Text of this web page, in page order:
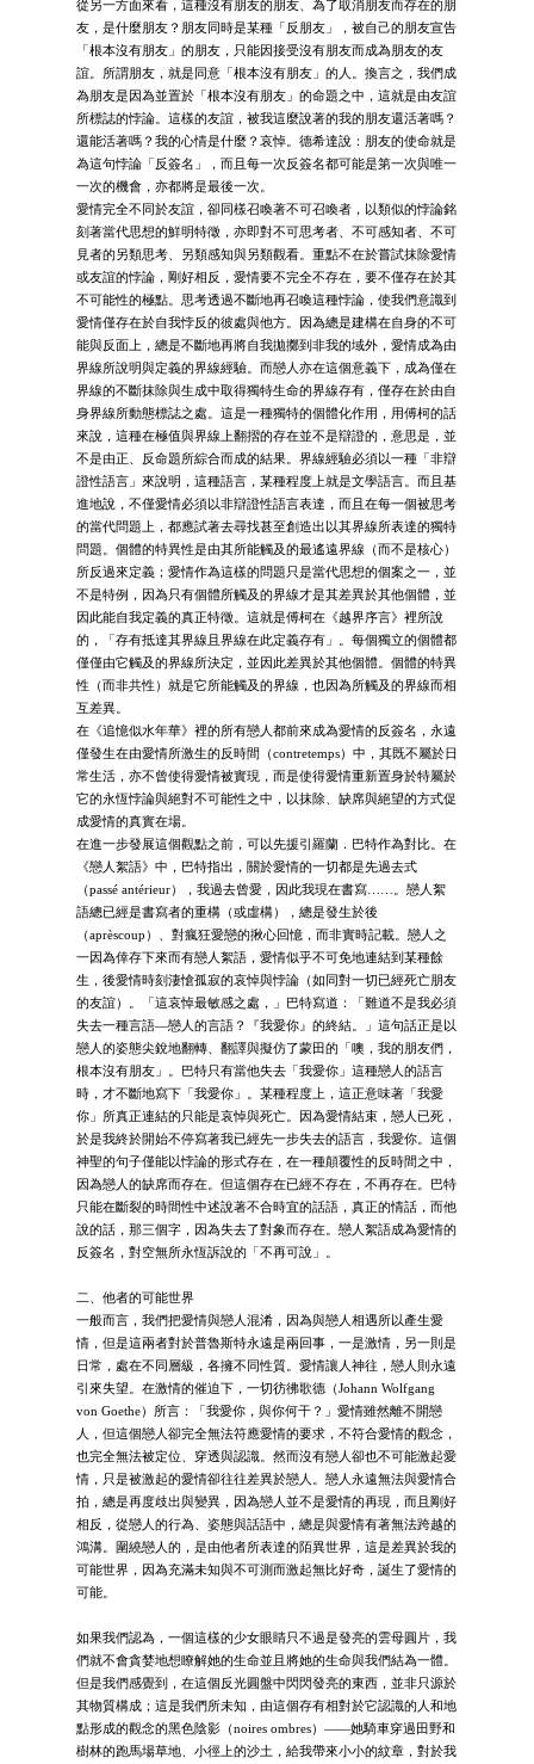
從另一方面來看，這種沒有朋友的朋友、為了取消朋友而存在的朋
友，是什麼朋友？朋友同時是某種「反朋友」，被自己的朋友宣告
「根本沒有朋友」的朋友，只能因接受沒有朋友而成為朋友的友
誼。所謂朋友，就是同意「根本沒有朋友」的人。換言之，我們成
為朋友是因為並置於「根本沒有朋友」的命題之中，這就是由友誼
所標誌的悖論。這樣的友誼，被我這麼說著的我的朋友還活著嗎？
還能活著嗎？我的心情是什麼？哀悼。德希達說：朋友的使命就是
為這句悖論「反簽名」，而且每一次反簽名都可能是第一次與唯一
一次的機會，亦都將是最後一次。
愛情完全不同於友誼，卻同樣召喚著不可召喚者，以類似的悖論銘
刻著當代思想的鮮明特徵，亦即對不可思考者、不可感知者、不可
見者的另類思考、另類感知與另類觀看。重點不在於嘗試抹除愛情
或友誼的悖論，剛好相反，愛情要不完全不存在，要不僅存在於其
不可能性的極點。思考透過不斷地再召喚這種悖論，使我們意識到
愛情僅存在於自我悖反的彼處與他方。因為總是建構在自身的不可
能與反面上，總是不斷地再將自我拋擲到非我的域外，愛情成為由
界線所說明與定義的界線經驗。而戀人亦在這個意義下，成為僅在
界線的不斷抹除與生成中取得獨特生命的界線存有，僅存在於由自
身界線所動態標誌之處。這是一種獨特的個體化作用，用傅柯的話
來說，這種在極值與界線上翻摺的存在並不是辯證的，意思是，並
不是由正、反命題所綜合而成的結果。界線經驗必須以一種「非辯
證性語言」來說明，這種語言，某種程度上就是文學語言。而且基
進地說，不僅愛情必須以非辯證性語言表達，而且在每一個被思考
的當代問題上，都應試著去尋找甚至創造出以其界線所表達的獨特
問題。個體的特異性是由其所能觸及的最遙遠界線（而不是核心）
所反過來定義；愛情作為這樣的問題只是當代思想的個案之一，並
不是特例，因為只有個體所觸及的界線才是其差異於其他個體，並
因此能自我定義的真正特徵。這就是傅柯在《越界序言》裡所說
的，「存有抵達其界線且界線在此定義存有」。每個獨立的個體都
僅僅由它觸及的界線所決定，並因此差異於其他個體。個體的特異
性（而非共性）就是它所能觸及的界線，也因為所觸及的界線而相
互差異。
在《追憶似水年華》裡的所有戀人都前來成為愛情的反簽名，永遠
僅發生在由愛情所激生的反時間（contretemps）中，其既不屬於日
常生活，亦不曾使得愛情被實現，而是使得愛情重新置身於特屬於
它的永恆悖論與絕對不可能性之中，以抹除、缺席與絕望的方式促
成愛情的真實在場。
在進一步發展這個觀點之前，可以先援引羅蘭．巴特作為對比。在
《戀人絮語》中，巴特指出，關於愛情的一切都是先過去式
（passé antérieur），我過去曾愛，因此我現在書寫……。戀人絮
語總已經是書寫者的重構（或虛構），總是發生於後
（aprèscoup）、對瘋狂愛戀的揪心回憶，而非實時記載。戀人之
一因為倖存下來而有戀人絮語，愛情似乎不可免地連結到某種餘
生，後愛情時刻淒愴孤寂的哀悼與悖論（如同對一切已經死亡朋友
的友誼）。「這哀悼最敏感之處，」巴特寫道：「難道不是我必須
失去一種言語—戀人的言語？『我愛你』的終結。」這句話正是以
戀人的姿態尖銳地翻轉、翻譯與擬仿了蒙田的「噢，我的朋友們，
根本沒有朋友」。巴特只有當他失去「我愛你」這種戀人的語言
時，才不斷地寫下「我愛你」。某種程度上，這正意味著「我愛
你」所真正連結的只能是哀悼與死亡。因為愛情結束，戀人已死，
於是我終於開始不停寫著我已經先一步失去的語言，我愛你。這個
神聖的句子僅能以悖論的形式存在，在一種顛覆性的反時間之中，
因為戀人的缺席而存在。但這個存在已經不存在，不再存在。巴特
只能在斷裂的時間性中述說著不合時宜的話語，真正的情話，而他
說的話，那三個字，因為失去了對象而存在。戀人絮語成為愛情的
反簽名，對空無所永恆訴說的「不再可說」。
二、他者的可能世界
一般而言，我們把愛情與戀人混淆，因為與戀人相遇所以產生愛
情，但是這兩者對於普魯斯特永遠是兩回事，一是激情，另一則是
日常，處在不同層級，各擁不同性質。愛情讓人神往，戀人則永遠
引來失望。在激情的催迫下，一切彷彿歌德（Johann Wolfgang
von Goethe）所言：「我愛你，與你何干？」愛情雖然離不開戀
人，但這個戀人卻完全無法符應愛情的要求，不符合愛情的觀念，
也完全無法被定位、穿透與認識。然而沒有戀人卻也不可能激起愛
情，只是被激起的愛情卻往往差異於戀人。戀人永遠無法與愛情合
拍，總是再度歧出與變異，因為戀人並不是愛情的再現，而且剛好
相反，從戀人的行為、姿態與話語中，總是與愛情有著無法跨越的
鴻溝。圍繞戀人的，是由他者所表達的陌異世界，這是差異於我的
可能世界，因為充滿未知與不可測而激起無比好奇，誕生了愛情的
可能。
如果我們認為，一個這樣的少女眼睛只不過是發亮的雲母圓片，我
們就不會貪婪地想瞭解她的生命並且將她的生命與我們結為一體。
但是我們感覺到，在這個反光圓盤中閃閃發亮的東西，並非只源於
其物質構成；這是我們所未知，由這個存有相對於它認識的人和地
點形成的觀念的黑色陰影（noires ombres）——她騎車穿過田野和
樹林的跑馬場草地、小徑上的沙土，給我帶來小小的紋章，對於我